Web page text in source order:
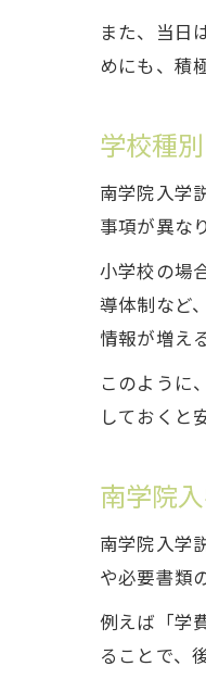
また、当日
めにも、積
学校種
南学院入学
事項が異な
小学校の場
導体制など
情報が増え
このように
しておくと
南学院
南学院入学
や必要書類
例えば「学
ることで、